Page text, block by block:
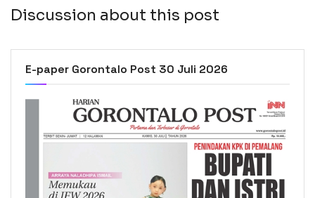
Discussion about this post
E-paper Gorontalo Post 30 Juli 2026